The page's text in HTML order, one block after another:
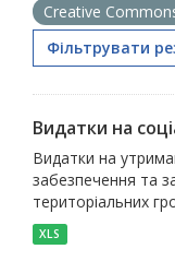
Creative
Фільтрувати
Видатки на
Видатки на
забезпечення та
територіальних
XLS